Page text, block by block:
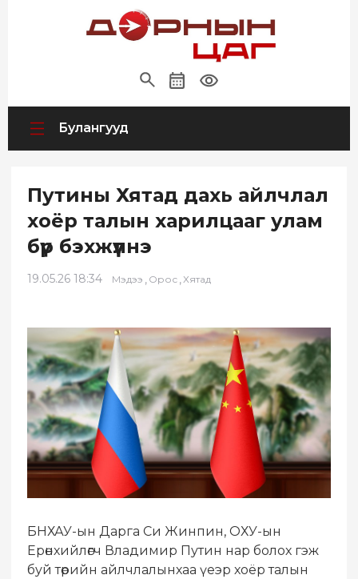
Булангууд
Путины Хятад дахь айлчлал
хоёр талын харилцааг улам
бүр бэхжүүлнэ
19.05.26 18:34 Мэдээ , Орос , Хятад
БНХАУ-ын Дарга Си Жинпин, ОХУ-ын
Ерөнхийлөгч Владимир Путин нар болох гэж
буй төрийн айлчлалынхаа үеэр хоёр талын